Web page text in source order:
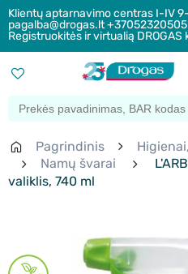
Klientų aptarnavimo centras I-IV
pagalba@drogas.lt
Registruokitės ir virtualią
Pagrindinis
Namų švarai
valiklis, 740 ml